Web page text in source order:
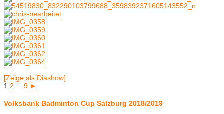
[Zeige als Diashow]
1 2 ... 9 ►
Volksbank Badminton Cup Salzburg 2018/2019